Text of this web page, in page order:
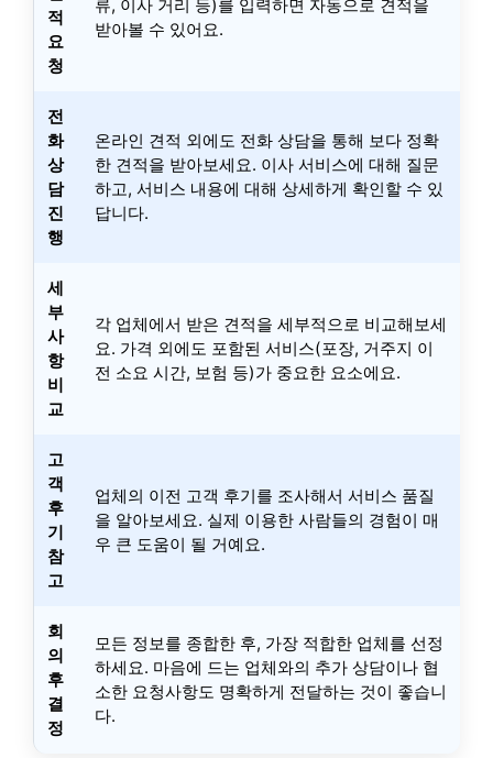
적
요
청
류, 이사 거리 등)를 입력하면 자동으로 견적을
받아볼 수 있어요.
전
화
상
담
진
행
온라인 견적 외에도 전화 상담을 통해 보다 정확
한 견적을 받아보세요. 이사 서비스에 대해 질문
하고, 서비스 내용에 대해 상세하게 확인할 수 있
답니다.
세
부
사
항
비
교
각 업체에서 받은 견적을 세부적으로 비교해보세
요. 가격 외에도 포함된 서비스(포장, 거주지 이
전 소요 시간, 보험 등)가 중요한 요소에요.
고
객
후
기
참
고
업체의 이전 고객 후기를 조사해서 서비스 품질
을 알아보세요. 실제 이용한 사람들의 경험이 매
우 큰 도움이 될 거예요.
회
의
후
결
정
모든 정보를 종합한 후, 가장 적합한 업체를 선정
하세요. 마음에 드는 업체와의 추가 상담이나 협
소한 요청사항도 명확하게 전달하는 것이 좋습니
다.